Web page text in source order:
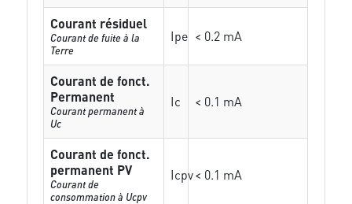
Courant résiduel
Courant de fuite à la
Terre
Ipe < 0.2 mA
Courant de fonct.
Permanent
Courant permanent à
Uc
Ic < 0.1 mA
Courant de fonct.
permanent PV
Courant de
consommation à Ucpv
Icpv< 0.1 mA